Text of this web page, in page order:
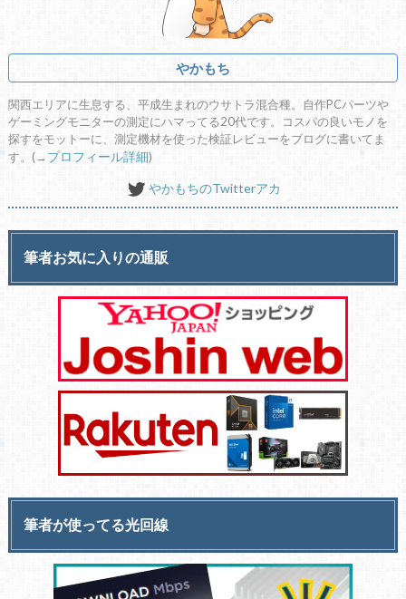
やかもち
関西エリアに生息する、平成生まれのウサトラ混合種。自作PCパーツや
ゲーミングモニターの測定にハマってる20代です。コスパの良いモノを
探すをモットーに、測定機材を使った検証レビューをブログに書いてま
す。(→ プロフィール詳細)
やかもちのTwitterアカ
筆者お気に入りの通販
筆者が使ってる光回線